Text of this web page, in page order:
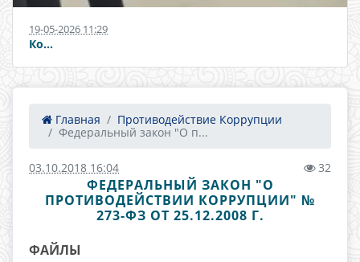
19-05-2026 11:29
Ко...
Главная
Противодействие Коррупции
Федеральный закон "О п...
03.10.2018 16:04 32
ФЕДЕРАЛЬНЫЙ ЗАКОН "О
ПРОТИВОДЕЙСТВИИ КОРРУПЦИИ" №
273-ФЗ ОТ 25.12.2008 Г.
ФАЙЛЫ